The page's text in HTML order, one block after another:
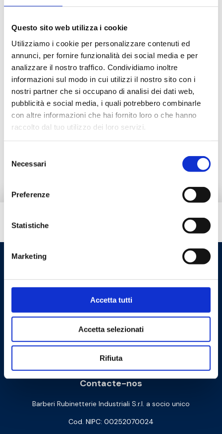
Questo sito web utilizza i cookie
Utilizziamo i cookie per personalizzare contenuti ed
annunci, per fornire funzionalità dei social media e per
analizzare il nostro traffico. Condividiamo inoltre
informazioni sul modo in cui utilizzi il nostro sito con i
nostri partner che si occupano di analisi dei dati web,
pubblicità e social media, i quali potrebbero combinarle
con altre informazioni che hai fornito loro o che hanno
raccolto dal tuo utilizzo dei loro servizi.
delNecessari
Preferenze
Statistiche
Marketing
Accetta tutti
Accetta selezionati
Rifiuta
541040000 G 1 1/2 M - G 2 RN
541050000
Descrição
Documentação
Cookie Policy Privacy Policy
Contacte-nos
Barberi Rubinetterie Industriali S.r.l. a socio unico
Cod. NIPC: 00252070024